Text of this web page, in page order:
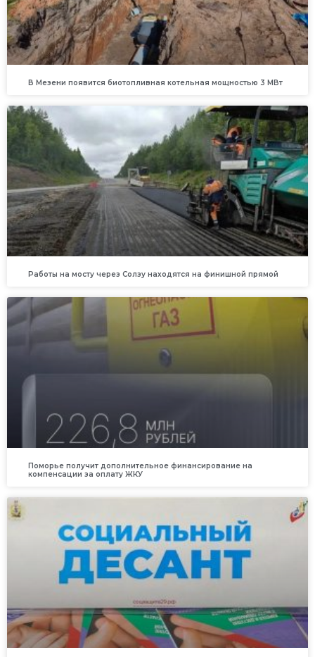
В Мезени появится биотопливная котельная мощностью 3 МВт
Работы на мосту через Солзу находятся на финишной прямой
Поморье получит дополнительное финансирование на
компенсации за оплату ЖКУ